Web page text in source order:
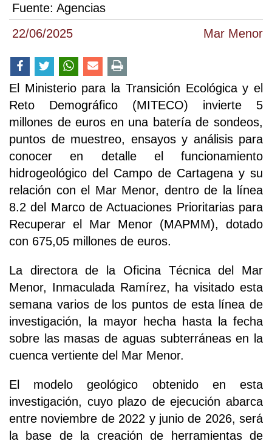
22/06/2025 Mar Menor
Fuente: Agencias
El Ministerio para la Transición Ecológica y el
Reto Demográfico (MITECO) invierte 5
millones de euros en una batería de sondeos,
puntos de muestreo, ensayos y análisis para
conocer en detalle el funcionamiento
hidrogeológico del Campo de Cartagena y su
relación con el Mar Menor, dentro de la línea
8.2 del Marco de Actuaciones Prioritarias para
Recuperar el Mar Menor (MAPMM), dotado
con 675,05 millones de euros.
La directora de la Oficina Técnica del Mar
Menor, Inmaculada Ramírez, ha visitado esta
semana varios de los puntos de esta línea de
investigación, la mayor hecha hasta la fecha
sobre las masas de aguas subterráneas en la
cuenca vertiente del Mar Menor.
El modelo geológico obtenido en esta
investigación, cuyo plazo de ejecución abarca
entre noviembre de 2022 y junio de 2026, será
la base de la creación de herramientas de